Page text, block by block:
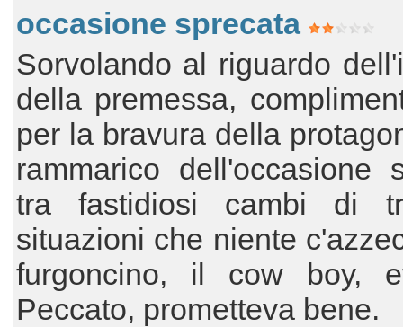
occasione sprecata
Sorvolando al riguardo
della premessa,
per la bravura della
rammarico dell'occasione
tra fastidiosi cambi di
situazioni che niente
furgoncino, il cow boy,
Peccato, prometteva bene.